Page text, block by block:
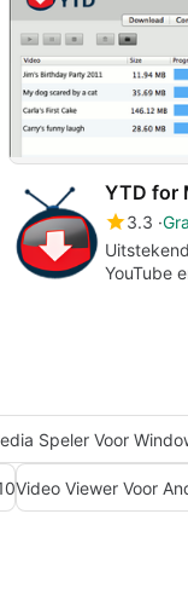
YTD for
3.3
YouTube
Speler Voor
Video Viewer Voor